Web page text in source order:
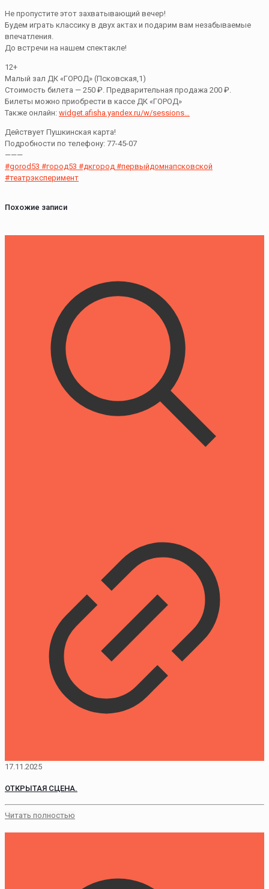
Не пропустите этот захватывающий вечер!
Будем играть классику в двух актах и подарим вам незабываемые
впечатления.
До встречи на нашем спектакле!
12+
Малый зал ДК «ГОРОД» (Псковская,1)
Стоимость билета — 250 ₽. Предварительная продажа 200 ₽.
Билеты можно приобрести в кассе ДК «ГОРОД»
Также онлайн: widget.afisha.yandex.ru/w/sessions…
Действует Пушкинская карта!
Подробности по телефону: 77-45-07
———
#gorod53 #город53 #дкгород #первыйдомнапсковской
#театрэксперимент
Похожие записи
17.11.2025
ОТКРЫТАЯ СЦЕНА.
Читать полностью